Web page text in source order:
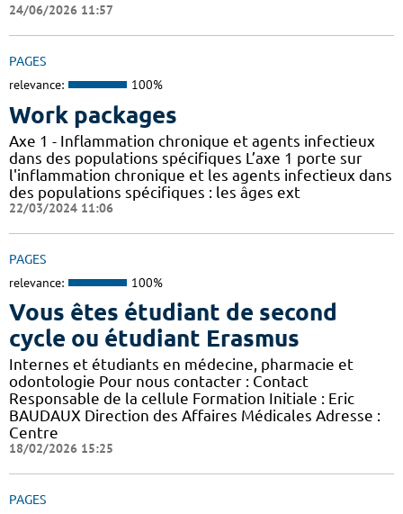
24/06/2026 11:57
PAGES
relevance: 100%
Work packages
Axe 1 - Inflammation chronique et agents infectieux
dans des populations spécifiques L’axe 1 porte sur
l'inflammation chronique et les agents infectieux dans
des populations spécifiques : les âges ext
22/03/2024 11:06
PAGES
relevance: 100%
Vous êtes étudiant de second
cycle ou étudiant Erasmus
Internes et étudiants en médecine, pharmacie et
odontologie Pour nous contacter : Contact
Responsable de la cellule Formation Initiale : Eric
BAUDAUX Direction des Affaires Médicales Adresse :
Centre
18/02/2026 15:25
PAGES